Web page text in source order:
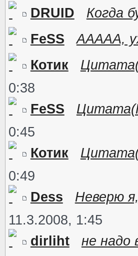
DRUID
Когда
FeSS
ААААА,
Котик
0:38
FeSS
0:45
Котик
0:49
Dess
Неверю
11.3.2008, 1:45
dirliht
не надо